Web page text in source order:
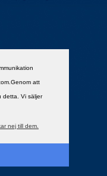
att
detta. Vi säljer
nej till dem.